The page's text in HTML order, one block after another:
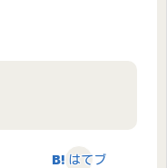
はてブ